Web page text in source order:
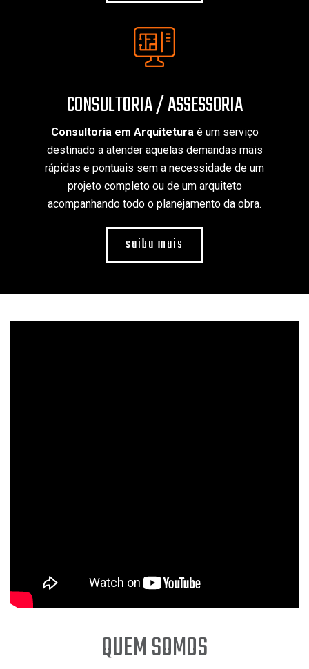
CONSULTORIA / ASSESSORIA
Consultoria em Arquiteturaé um serviço
destinado a atender aquelas demandas mais
rápidas e pontuais sem a necessidade de um
projeto completo ou de um arquiteto
acompanhando todo o planejamento da obra.
saiba mais
QUEM SOMOS